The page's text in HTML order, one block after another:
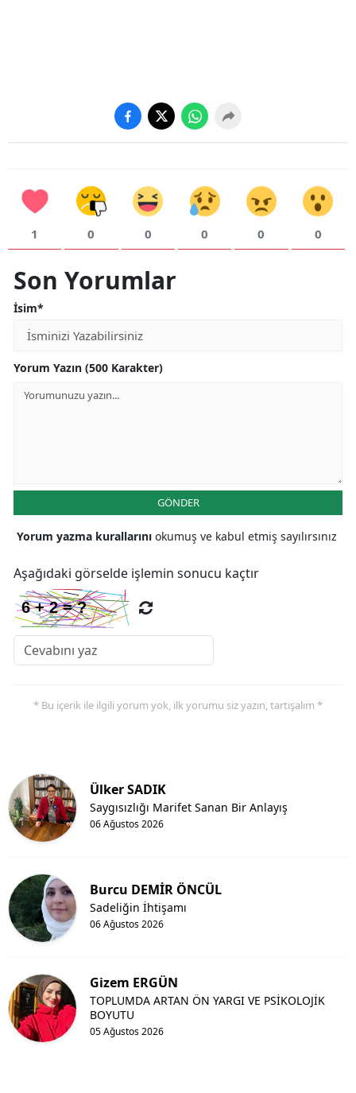
Kilis
Düzce
1 0 0 0 0 0
Son Yorumlar
İsim*
Yorum Yazın (500 Karakter)
GÖNDER
Yorum yazma kurallarını okumuş ve kabul etmiş sayılırsınız
Aşağıdaki görselde işlemin sonucu kaçtır
* Bu içerik ile ilgili yorum yok, ilk yorumu siz yazın, tartışalım *
Ülker SADIK
06 Ağustos 2026
Saygısızlığı Marifet Sanan Bir Anlayış
Burcu DEMİR ÖNCÜL
06 Ağustos 2026
Sadeliğin İhtişamı
Gizem ERGÜN
05 Ağustos 2026
TOPLUMDA ARTAN ÖN YARGI VE PSİKOLOJİK
BOYUTU